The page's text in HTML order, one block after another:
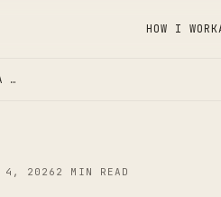
HOW I WORK
…
4, 2026 2 MIN READ